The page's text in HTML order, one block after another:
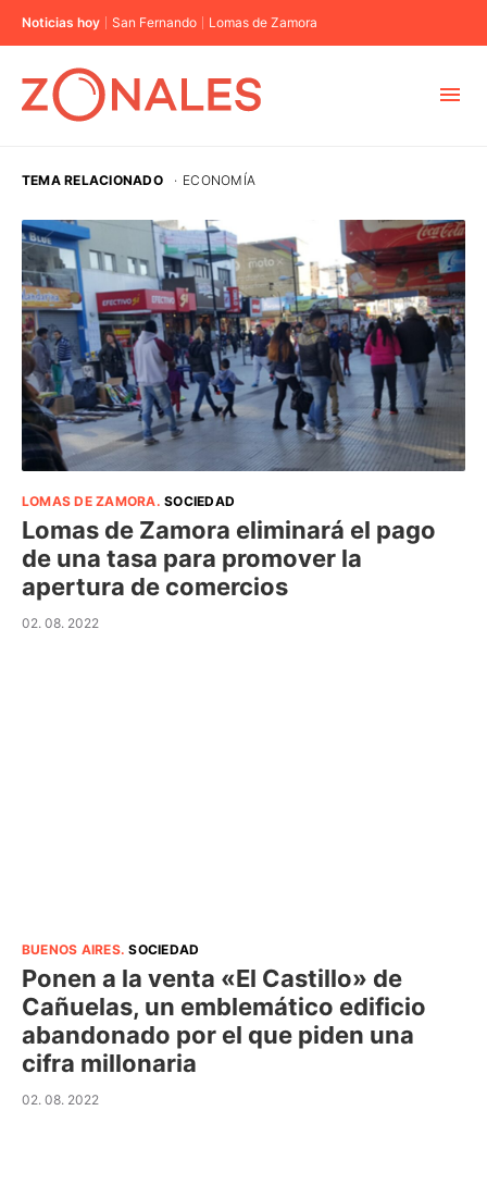
Noticias hoy San Fernando Lomas de Zamora
CABA
BUENOS AIRES
PROVINCIAS
ELECCIONES 2023
TEMA RELACIONADO · ECONOMÍA
LOMAS DE ZAMORA.SOCIEDAD
Lomas de Zamora eliminará el pago
de una tasa para promover la
apertura de comercios
02. 08. 2022
BUENOS AIRES.SOCIEDAD
Ponen a la venta «El Castillo» de
Cañuelas, un emblemático edificio
abandonado por el que piden una
cifra millonaria
02. 08. 2022